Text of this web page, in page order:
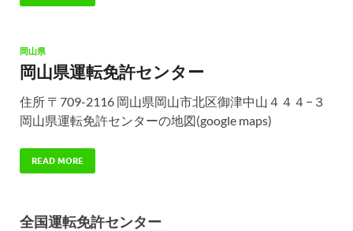
岡山県
岡山県運転免許センター
住所 〒709-2116 岡山県岡山市北区御津中山４４４−３
岡山県運転免許センターの地図(google maps)
READ MORE
全国運転免許センター